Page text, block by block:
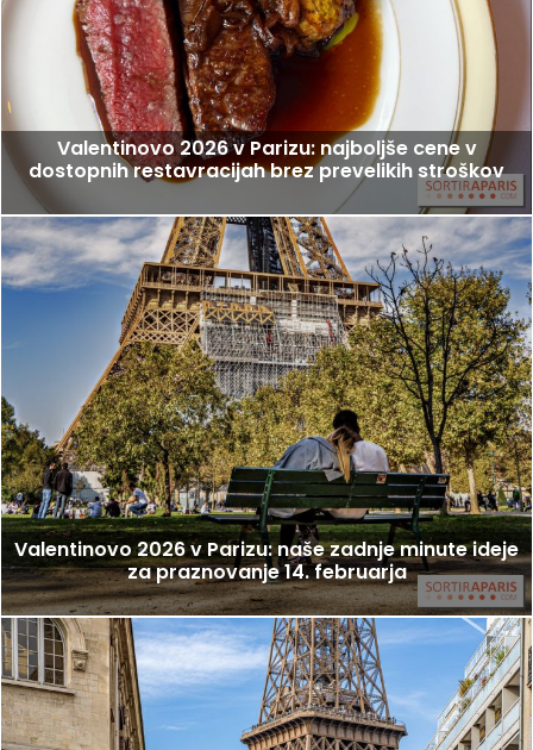
Valentinovo 2026 v Parizu: najboljše cene v
dostopnih restavracijah brez prevelikih stroškov
Valentinovo 2026 v Parizu: naše zadnje minute ideje
za praznovanje 14. februarja